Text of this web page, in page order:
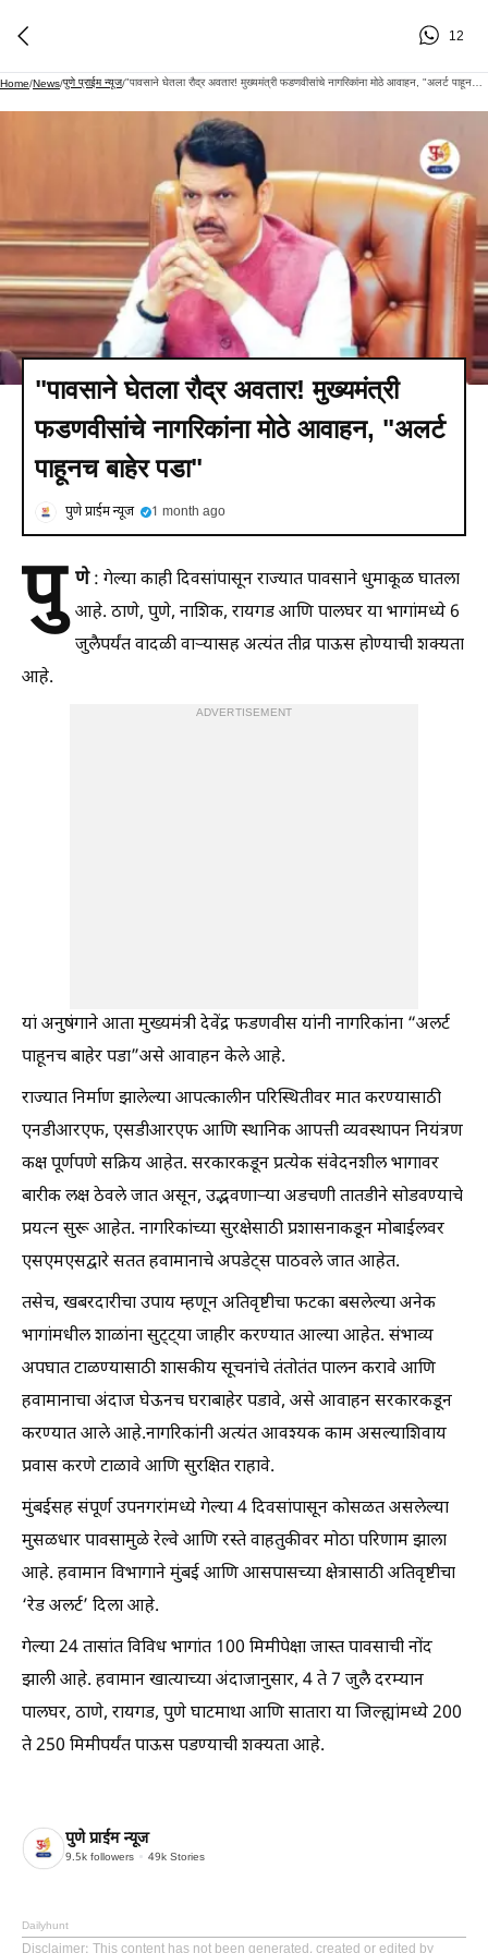
12
Home/News/पुणे प्राईम न्यूज/
"पावसाने घेतला रौद्र अवतार! मुख्यमंत्री
फडणवीसांचे नागरिकांना मोठे आवाहन, "अलर्ट
पाहूनच बाहेर पडा"
पुणे प्राईम न्यूज 1 month ago
पु णे: गेल्या काही दिवसांपासून राज्यात पावसाने धुमाकूळ घातला
आहे. ठाणे, पुणे, नाशिक, रायगड आणि पालघर या भागांमध्ये 6
जुलैपर्यंत वादळी वाऱ्यासह अत्यंत तीव्र पाऊस होण्याची शक्यता
आहे.
ADVERTISEMENT
यां अनुषंगाने आता मुख्यमंत्री देवेंद्र फडणवीस यांनी नागरिकांना “अलर्ट
पाहूनच बाहेर पडा”असे आवाहन केले आहे.
राज्यात निर्माण झालेल्या आपत्कालीन परिस्थितीवर मात करण्यासाठी
एनडीआरएफ, एसडीआरएफ आणि स्थानिक आपत्ती व्यवस्थापन नियंत्रण
कक्ष पूर्णपणे सक्रिय आहेत. सरकारकडून प्रत्येक संवेदनशील भागावर
बारीक लक्ष ठेवले जात असून, उद्भवणाऱ्या अडचणी तातडीने सोडवण्याचे
प्रयत्न सुरू आहेत. नागरिकांच्या सुरक्षेसाठी प्रशासनाकडून मोबाईलवर
एसएमएसद्वारे सतत हवामानाचे अपडेट्स पाठवले जात आहेत.
तसेच, खबरदारीचा उपाय म्हणून अतिवृष्टीचा फटका बसलेल्या अनेक
भागांमधील शाळांना सुट्ट्या जाहीर करण्यात आल्या आहेत. संभाव्य
अपघात टाळण्यासाठी शासकीय सूचनांचे तंतोतंत पालन करावे आणि
हवामानाचा अंदाज घेऊनच घराबाहेर पडावे, असे आवाहन सरकारकडून
करण्यात आले आहे.नागरिकांनी अत्यंत आवश्यक काम असल्याशिवाय
प्रवास करणे टाळावे आणि सुरक्षित राहावे.
मुंबईसह संपूर्ण उपनगरांमध्ये गेल्या 4 दिवसांपासून कोसळत असलेल्या
मुसळधार पावसामुळे रेल्वे आणि रस्ते वाहतुकीवर मोठा परिणाम झाला
आहे. हवामान विभागाने मुंबई आणि आसपासच्या क्षेत्रासाठी अतिवृष्टीचा
‘रेड अलर्ट’ दिला आहे.
गेल्या 24 तासांत विविध भागांत 100 मिमीपेक्षा जास्त पावसाची नोंद
झाली आहे. हवामान खात्याच्या अंदाजानुसार, 4 ते 7 जुलै दरम्यान
पालघर, ठाणे, रायगड, पुणे घाटमाथा आणि सातारा या जिल्ह्यांमध्ये 200
ते 250 मिमीपर्यंत पाऊस पडण्याची शक्यता आहे.
पुणे प्राईम न्यूज
9.5k followers 49k Stories
Dailyhunt
Disclaimer: This content has not been generated, created or edited by